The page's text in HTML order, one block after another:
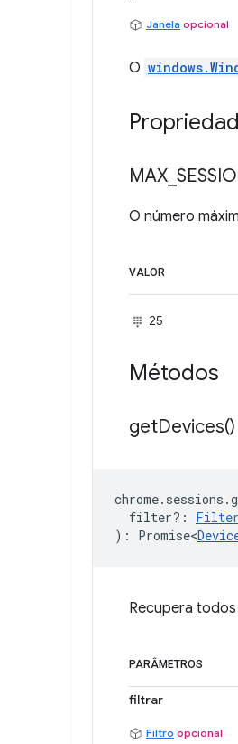
Janela opcional
O
MAX
O número
VALOR
25
Métodos
getDevices()
chrome. sessions .
filter? : Filter
) : Promise<
Recupera
PARÂMETROS
filtrar
Filtro opcional